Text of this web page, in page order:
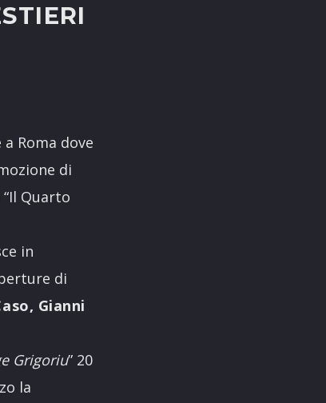
Roma dove
di
Quarto
in
di
Gianni
Grigoriu” 20
la